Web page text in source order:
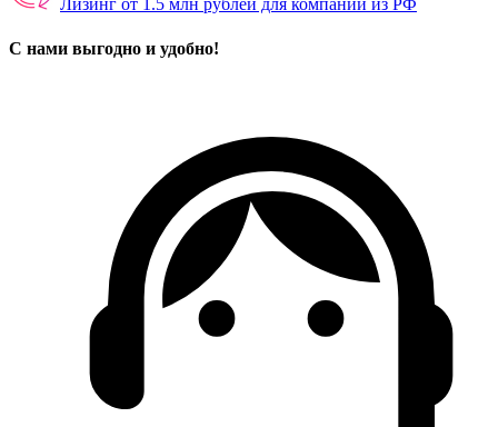
Лизинг от 1.5 млн рублей для компаний из РФ
С нами выгодно и удобно!